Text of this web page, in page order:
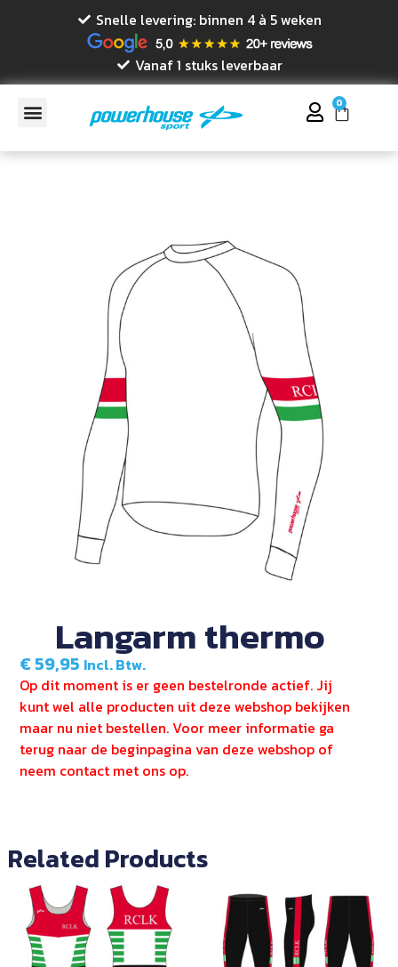
Snelle levering: binnen 4 à 5 weken
Vanaf 1 stuks leverbaar
0
Langarm thermo
€ 59,95 Incl. Btw.
Op dit moment is er geen bestelronde actief. Jij
kunt wel alle producten uit deze webshop bekijken
maar nu niet bestellen. Voor meer informatie ga
terug naar de beginpagina van deze webshop of
neem contact met ons op.
Related Products